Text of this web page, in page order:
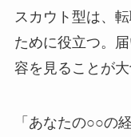
スカウト型は、
ために役立つ。
容を見ることが大
「あなたの○○の